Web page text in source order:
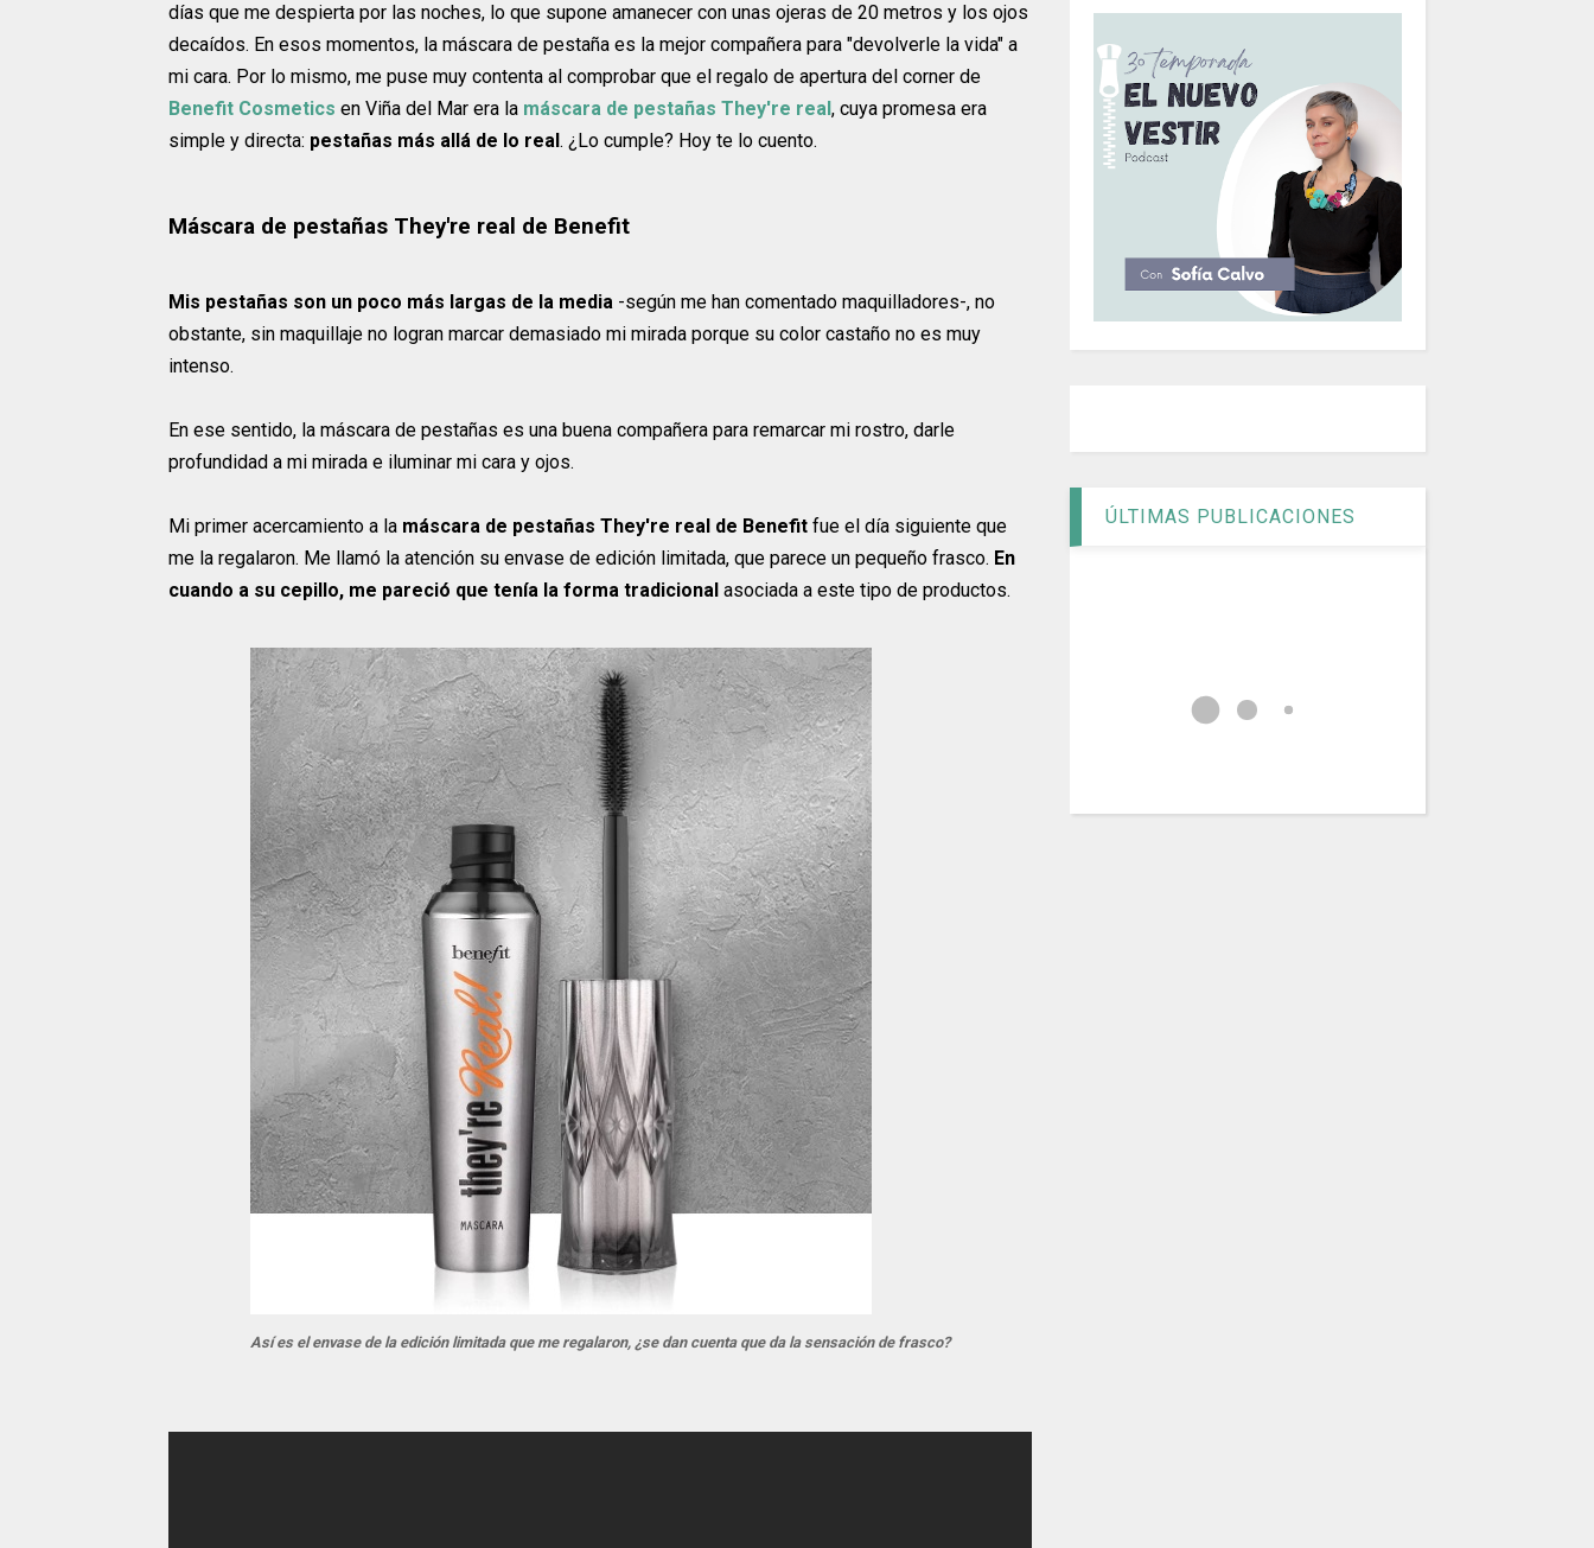
días que me despierta por las noches, lo que supone amanecer con unas ojeras de 20 metros y los ojos
decaídos. En esos momentos, la máscara de pestaña es la mejor compañera para "devolverle la vida" a
mi cara. Por lo mismo, me puse muy contenta al comprobar que el regalo de apertura del corner de
Benefit Cosmetics en Viña del Mar era la máscara de pestañas They're real , cuya promesa era
simple y directa: pestañas más allá de lo real . ¿Lo cumple? Hoy te lo cuento.
Máscara de pestañas They're real de Benefit
Mis pestañas son un poco más largas de la media -según me han comentado maquilladores-, no
obstante, sin maquillaje no logran marcar demasiado mi mirada porque su color castaño no es muy
intenso.
En ese sentido, la máscara de pestañas es una buena compañera para remarcar mi rostro, darle
profundidad a mi mirada e iluminar mi cara y ojos.
Mi primer acercamiento a la máscara de pestañas They're real de Benefit fue el día siguiente que
me la regalaron. Me llamó la atención su envase de edición limitada, que parece un pequeño frasco. En
cuando a su cepillo, me pareció que tenía la forma tradicional asociada a este tipo de productos.
Así es el envase de la edición limitada que me regalaron, ¿se dan cuenta que da la sensación de frasco?
ÚLTIMAS PUBLICACIONES